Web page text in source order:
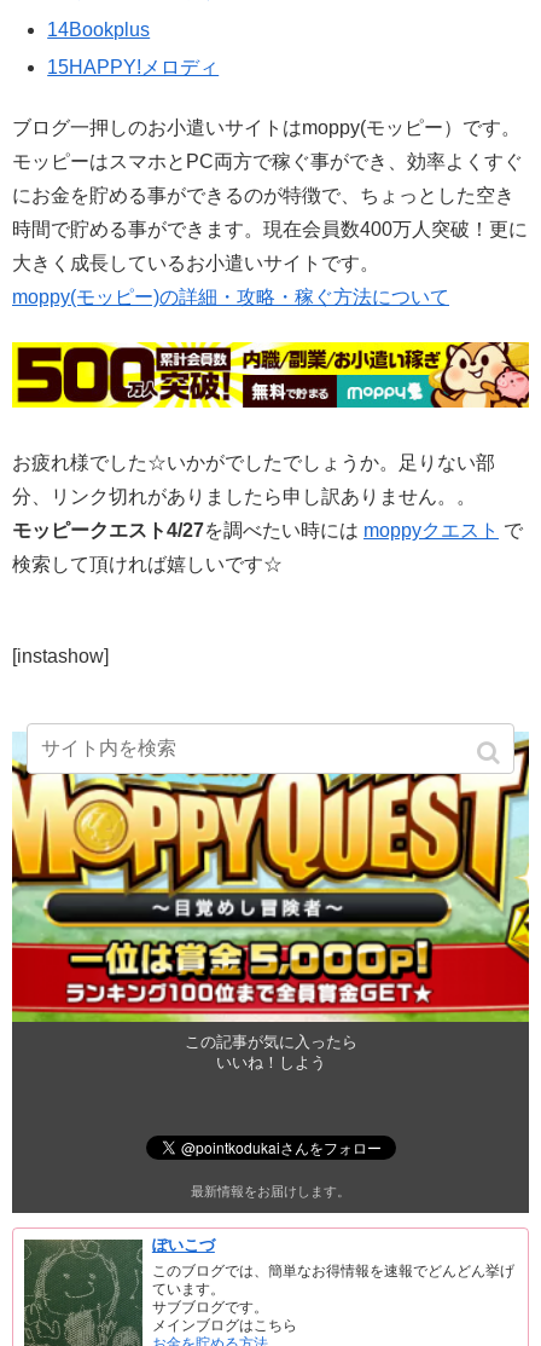
14Bookplus
15HAPPY!メロディ
ブログ一押しのお小遣いサイトはmoppy(モッピー）です。
モッピーはスマホとPC両方で稼ぐ事ができ、効率よくすぐ
にお金を貯める事ができるのが特徴で、ちょっとした空き
時間で貯める事ができます。現在会員数400万人突破！更に
大きく成長しているお小遣いサイトです。
moppy(モッピー)の詳細・攻略・稼ぐ方法について
お疲れ様でした☆いかがでしたでしょうか。足りない部
分、リンク切れがありましたら申し訳ありません。。
モッピークエスト4/27を調べたい時には moppyクエスト で
検索して頂ければ嬉しいです☆
[instashow]
この記事が気に入ったら
いいね！しよう
最新情報をお届けします。
ぽいこづ
このブログでは、簡単なお得情報を速報でどんどん挙げ
ています。
サブブログです。
メインブログはこちら